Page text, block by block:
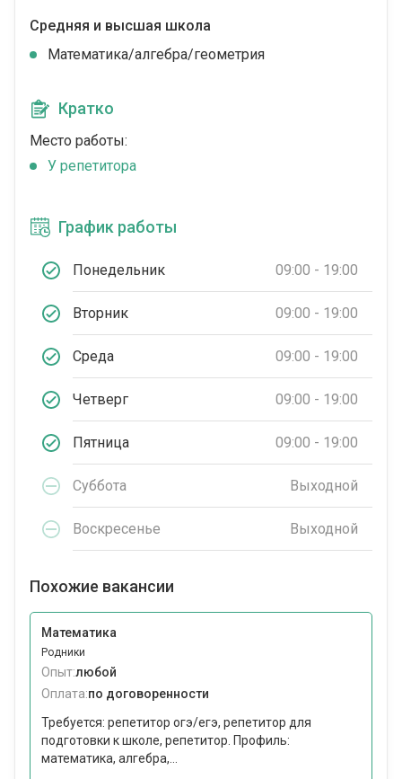
Средняя и высшая школа
Математика/алгебра/геометрия
Кратко
Место работы:
У репетитора
График работы
Понедельник 09:00 - 19:00
Вторник 09:00 - 19:00
Среда 09:00 - 19:00
Четверг 09:00 - 19:00
Пятница 09:00 - 19:00
Суббота Выходной
Воскресенье Выходной
Похожие вакансии
Математика
Родники
Опыт:любой
Оплата:по договоренности
Требуется: репетитор огэ/егэ, репетитор для
подготовки к школе, репетитор. Профиль:
математика, алгебра,...